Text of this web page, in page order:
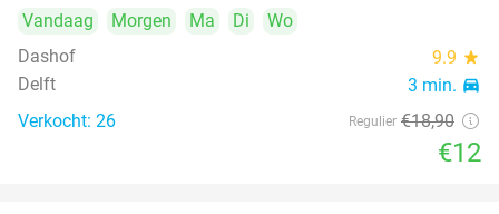
Vandaag Morgen Ma Di
Wo
Dashof
9.9 star
Delft 3 min. directions_car
Verkocht: 26 Regulier €18,90
€12